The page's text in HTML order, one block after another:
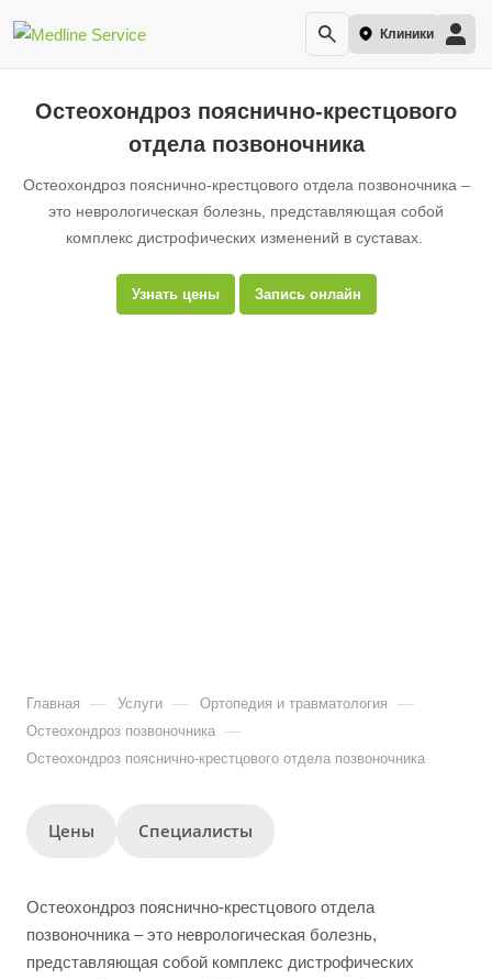
Клиники
Остеохондроз пояснично-крестцового
отдела позвоночника
Остеохондроз пояснично-крестцового отдела позвоночника –
это неврологическая болезнь, представляющая собой
комплекс дистрофических изменений в суставах.
Узнать цены Запись онлайн
Главная — Услуги — Ортопедия и травматология —
Остеохондроз позвоночника —
Остеохондроз пояснично-крестцового отдела позвоночника
Цены Специалисты
Остеохондроз пояснично-крестцового отдела
позвоночника – это неврологическая болезнь,
представляющая собой комплекс дистрофических